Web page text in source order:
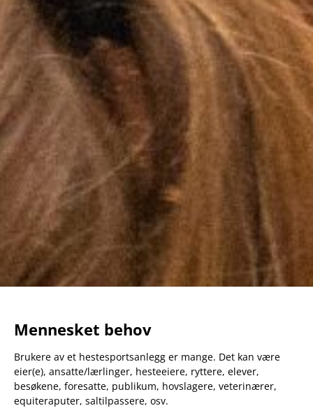
Mennesket behov
Brukere av et hestesportsanlegg er mange. Det kan være
eier(e), ansatte/lærlinger, hesteeiere, ryttere, elever,
besøkene, foresatte, publikum, hovslagere, veterinærer,
equiteraputer, saltilpassere, osv.